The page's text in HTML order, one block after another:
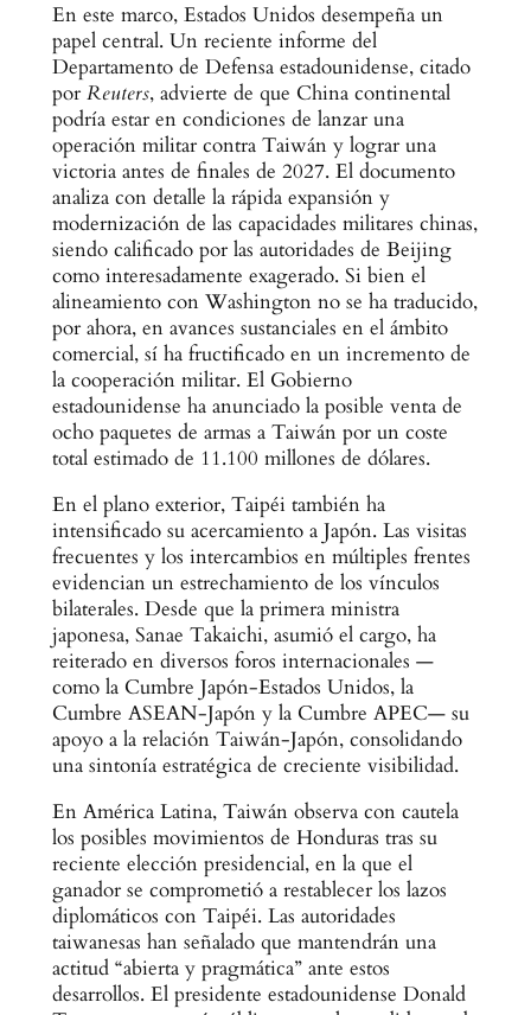
En este marco, Estados Unidos desempeña un
papel central. Un reciente informe del
Departamento de Defensa estadounidense, citado
por Reuters, advierte de que China continental
podría estar en condiciones de lanzar una
operación militar contra Taiwán y lograr una
victoria antes de finales de 2027. El documento
analiza con detalle la rápida expansión y
modernización de las capacidades militares chinas,
siendo calificado por las autoridades de Beijing
como interesadamente exagerado. Si bien el
alineamiento con Washington no se ha traducido,
por ahora, en avances sustanciales en el ámbito
comercial, sí ha fructificado en un incremento de
la cooperación militar. El Gobierno
estadounidense ha anunciado la posible venta de
ocho paquetes de armas a Taiwán por un coste
total estimado de 11.100 millones de dólares.
En el plano exterior, Taipéi también ha
intensificado su acercamiento a Japón. Las visitas
frecuentes y los intercambios en múltiples frentes
evidencian un estrechamiento de los vínculos
bilaterales. Desde que la primera ministra
japonesa, Sanae Takaichi, asumió el cargo, ha
reiterado en diversos foros internacionales —
como la Cumbre Japón-Estados Unidos, la
Cumbre ASEAN-Japón y la Cumbre APEC— su
apoyo a la relación Taiwán-Japón, consolidando
una sintonía estratégica de creciente visibilidad.
En América Latina, Taiwán observa con cautela
los posibles movimientos de Honduras tras su
reciente elección presidencial, en la que el
ganador se comprometió a restablecer los lazos
diplomáticos con Taipéi. Las autoridades
taiwanesas han señalado que mantendrán una
actitud “abierta y pragmática” ante estos
desarrollos. El presidente estadounidense Donald